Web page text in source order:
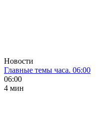
Новости
Главные темы часа. 06:00
06:00
4 мин